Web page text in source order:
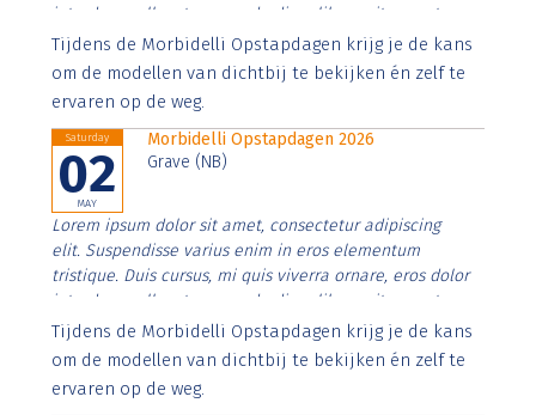
interdum nulla, ut commodo diam libero vitae erat.
Aenean faucibus nibh et justo cursus id rutrum lorem
imperdiet. Nunc ut sem vitae risus tristique posuere.
Tijdens de Morbidelli Opstapdagen krijg je de kans
om de modellen van dichtbij te bekijken én zelf te
ervaren op de weg.
Saturday
02
MAY
Morbidelli Opstapdagen 2026
Grave (NB)
Lorem ipsum dolor sit amet, consectetur adipiscing
elit. Suspendisse varius enim in eros elementum
tristique. Duis cursus, mi quis viverra ornare, eros dolor
interdum nulla, ut commodo diam libero vitae erat.
Aenean faucibus nibh et justo cursus id rutrum lorem
imperdiet. Nunc ut sem vitae risus tristique posuere.
Tijdens de Morbidelli Opstapdagen krijg je de kans
om de modellen van dichtbij te bekijken én zelf te
ervaren op de weg.